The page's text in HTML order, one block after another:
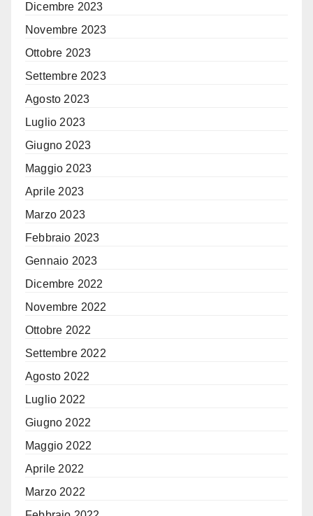
Dicembre 2023
Novembre 2023
Ottobre 2023
Settembre 2023
Agosto 2023
Luglio 2023
Giugno 2023
Maggio 2023
Aprile 2023
Marzo 2023
Febbraio 2023
Gennaio 2023
Dicembre 2022
Novembre 2022
Ottobre 2022
Settembre 2022
Agosto 2022
Luglio 2022
Giugno 2022
Maggio 2022
Aprile 2022
Marzo 2022